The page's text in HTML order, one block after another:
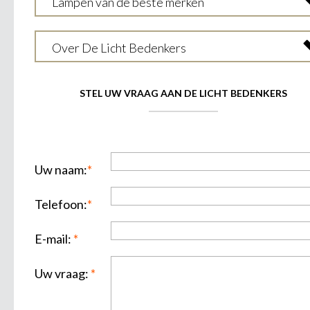
Over De Licht Bedenkers
STEL UW VRAAG AAN DE LICHT BEDENKERS
Uw naam:*
Telefoon:*
E-mail: *
Uw vraag: *